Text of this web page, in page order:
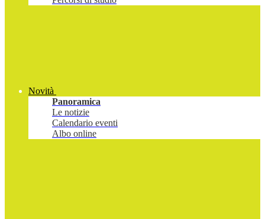
Novità
Panoramica
Le notizie
Calendario eventi
Albo online